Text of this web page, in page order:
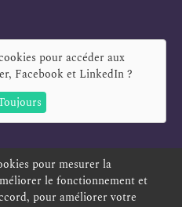
pour accéder aux
Facebook et LinkedIn?
D'EMPLOI SIGNALEMENT
DU SITE
pour mesurer la
le fonctionnement et
pour améliorer votre